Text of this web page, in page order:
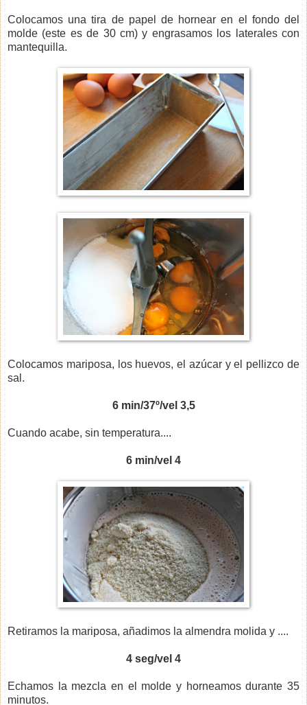
Colocamos una tira de papel de hornear en el fondo del
molde (este es de 30 cm) y engrasamos los laterales con
mantequilla.
Colocamos mariposa, los huevos, el azúcar y el pellizco de
sal.
6 min/37º/vel 3,5
Cuando acabe, sin temperatura....
6 min/vel 4
Retiramos la mariposa, añadimos la almendra molida y ....
4 seg/vel 4
Echamos la mezcla en el molde y horneamos durante 35
minutos.